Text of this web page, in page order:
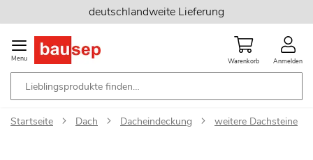
Inhalt
springen
deutschlandweite Lieferung
Menu Warenkorb Anmelden
Startseite Dach Dacheindeckung weitere Dachsteine